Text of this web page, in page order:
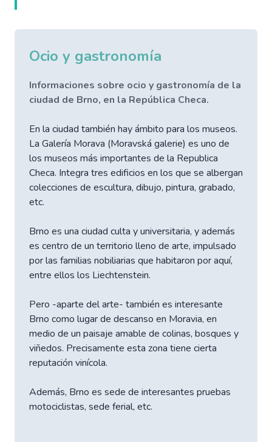
Ocio y gastronomía
Informaciones sobre ocio y gastronomía de la
ciudad de Brno, en la República Checa.
En la ciudad también hay ámbito para los museos.
La Galería Morava (Moravská galerie) es uno de
los museos más importantes de la Republica
Checa. Integra tres edificios en los que se albergan
colecciones de escultura, dibujo, pintura, grabado,
etc.
Brno es una ciudad culta y universitaria, y además
es centro de un territorio lleno de arte, impulsado
por las familias nobiliarias que habitaron por aquí,
entre ellos los Liechtenstein.
Pero -aparte del arte- también es interesante
Brno como lugar de descanso en Moravia, en
medio de un paisaje amable de colinas, bosques y
viñedos. Precisamente esta zona tiene cierta
reputación vinícola.
Además, Brno es sede de interesantes pruebas
motociclistas, sede ferial, etc.